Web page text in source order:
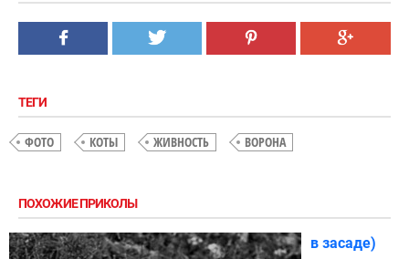
ТЕГИ
ФОТО КОТЫ ЖИВНОСТЬ ВОРОНА
ПОХОЖИЕ ПРИКОЛЫ
в засаде)